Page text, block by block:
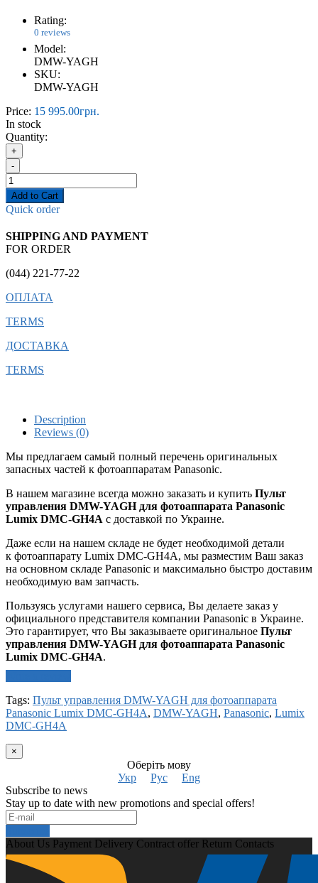
Rating:
0 reviews
Model:
DMW-YAGH
SKU:
DMW-YAGH
Price: 15 995.00грн.
In stock
Quantity:
+
-
Add to Cart
Quick order
SHIPPING AND PAYMENT
FOR ORDER
(044) 221-77-22
ОПЛАТА
TERMS
ДОСТАВКА
TERMS
Description
Reviews (0)
Мы предлагаем самый полный перечень оригинальных
запасных частей к фотоаппаратам Panasonic.
В нашем магазине всегда можно заказать и купить Пульт
управления DMW-YAGH для фотоаппарата Panasonic
Lumix DMC-GH4A с доставкой по Украине.
Даже если на нашем складе не будет необходимой детали
к фотоаппарату Lumix DMC-GH4A, мы разместим Ваш заказ
на основном складе Panasonic и максимально быстро доставим
необходимую вам запчасть.
Пользуясь услугами нашего сервиса, Вы делаете заказ у
официального представителя компании Panasonic в Украине.
Это гарантирует, что Вы заказываете оригинальное Пульт
управления DMW-YAGH для фотоаппарата Panasonic
Lumix DMC-GH4A.
Tags: Пульт управления DMW-YAGH для фотоаппарата
Panasonic Lumix DMC-GH4A, DMW-YAGH, Panasonic, Lumix
DMC-GH4A
×
Оберіть мову
Укр
Рус
Eng
Subscribe to news
Stay up to date with new promotions and special offers!
About Us Payment Delivery Contract offer Return Contacts